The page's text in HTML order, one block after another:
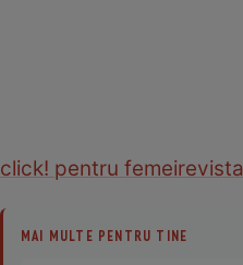
click! pentru femeirevista
MAI MULTE PENTRU TINE